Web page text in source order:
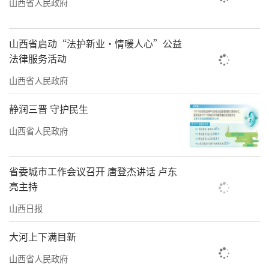
山西省启动“法护新业·情暖人心”公益
法律服务活动
山西省人民政府
静润三晋 守护民生
山西省人民政府
省委城市工作会议召开 唐登杰讲话 卢东
亮主持
山西日报
大河上下满目新
山西省人民政府